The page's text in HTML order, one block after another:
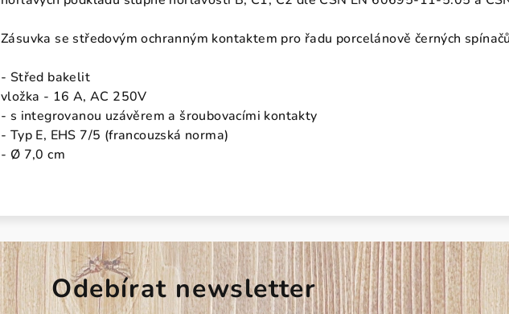
Zásuvka se středovým ochranným kontaktem pro řadu porcelánově černých
- Střed bakelit
vložka - 16 A, AC 250V
- s integrovanou uzávěrem a šroubovacími kontakty
- Typ E, EHS 7/5 (francouzská norma)
- Ø 7,0 cm
Odebírat newsletter